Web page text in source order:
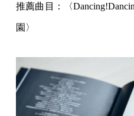
推薦曲目：〈
園〉